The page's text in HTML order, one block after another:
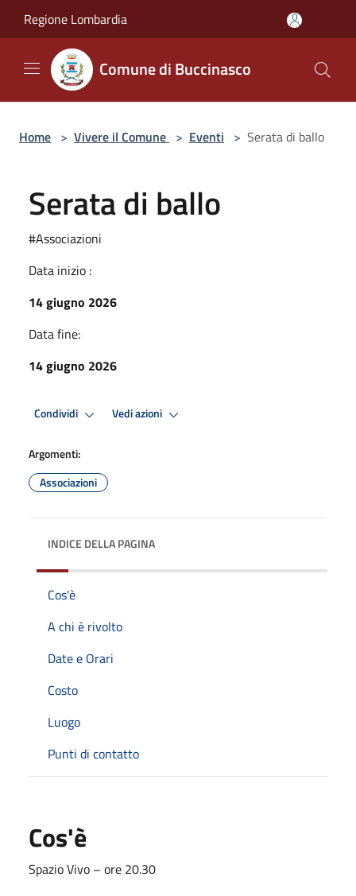
Regione Lombardia
Comune di Buccinasco
Home > Vivere il Comune > Eventi > Serata di ballo
Serata di ballo
#Associazioni
Data inizio :
14 giugno 2026
Data fine:
14 giugno 2026
Condividi Vedi azioni
Argomenti:
Associazioni
INDICE DELLA PAGINA
Cos'è
A chi è rivolto
Date e Orari
Costo
Luogo
Punti di contatto
Cos'è
Spazio Vivo – ore 20.30